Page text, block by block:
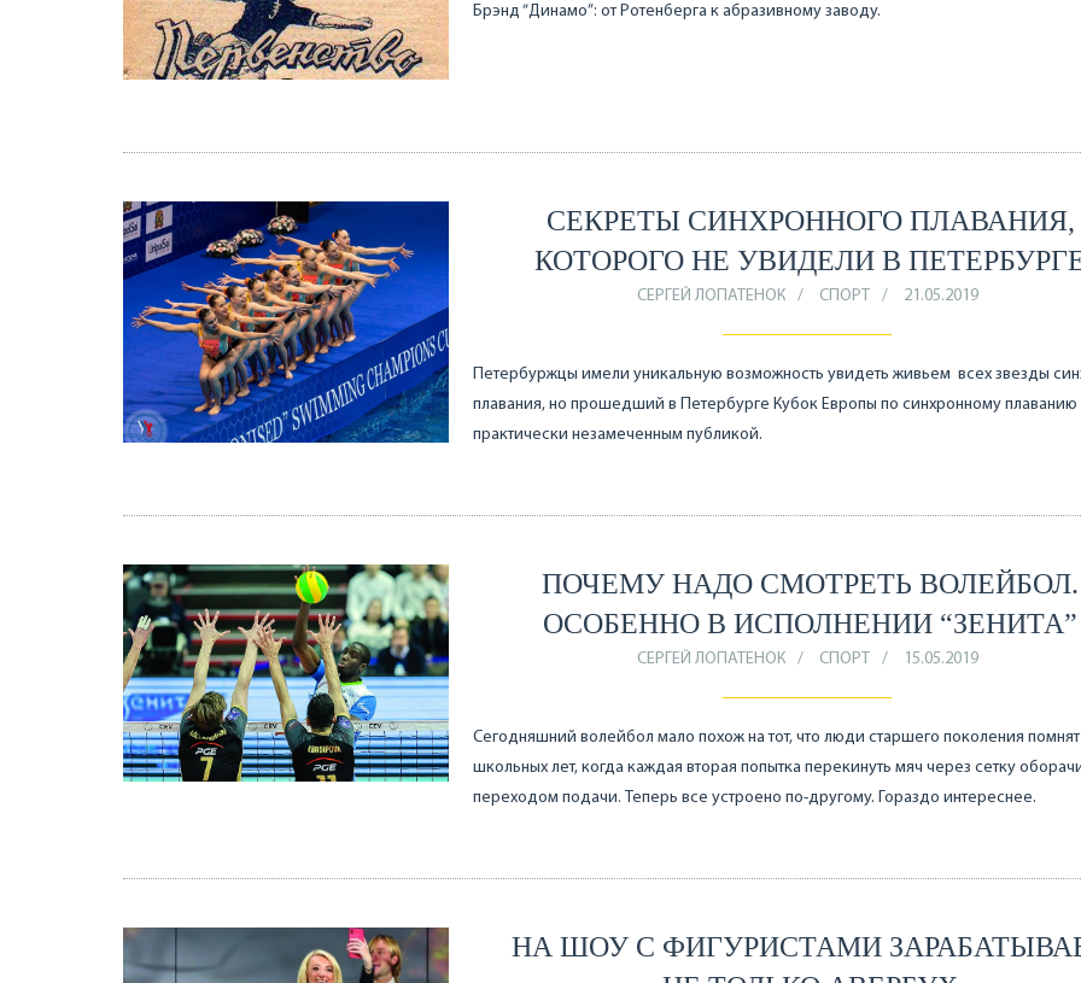
Брэнд “Динамо”: от Ротенберга к абразивному заводу.
СЕКРЕТЫ СИНХРОННОГО ПЛАВАНИЯ,
КОТОРОГО НЕ УВИДЕЛИ В
СЕРГЕЙ ЛОПАТЕНОК СПОРТ 21.05.2019
Петербуржцы имели уникальную возможность увидеть живьем всех звезды
плавания, но прошедший в Петербурге Кубок Европы по синхронному плаванию
практически незамеченным публикой.
ПОЧЕМУ НАДО СМОТРЕТЬ ВОЛЕЙБОЛ.
ОСОБЕННО В ИСПОЛНЕНИИ “ЗЕНИТА”
СЕРГЕЙ ЛОПАТЕНОК СПОРТ 15.05.2019
Сегодняшний волейбол мало похож на тот, что люди старшего поколения
школьных лет, когда каждая вторая попытка перекинуть мяч через сетку
переходом подачи. Теперь все устроено по-другому. Гораздо интереснее.
НА ШОУ С ФИГУРИСТАМИ